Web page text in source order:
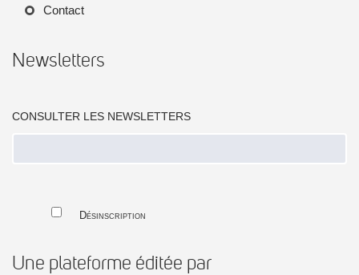
Contact
Newsletters
CONSULTER LES NEWSLETTERS
Désinscription
Une plateforme éditée par